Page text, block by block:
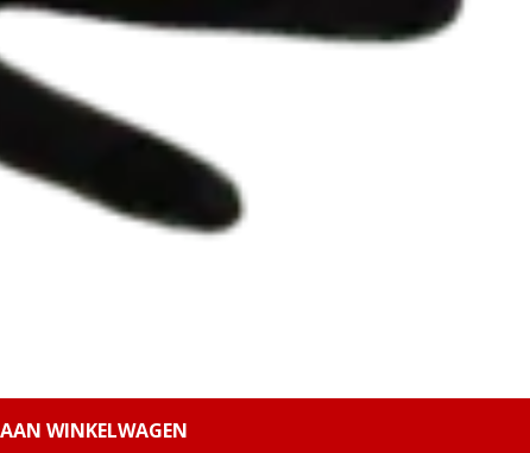
WINKELWAGEN